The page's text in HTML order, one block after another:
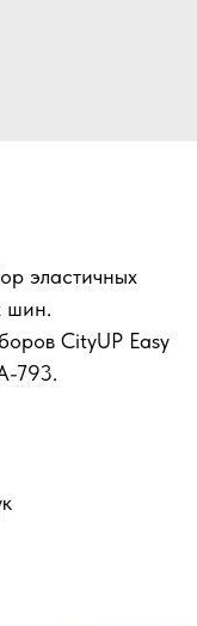
эластичных
шин.
CityUP Easy
793.